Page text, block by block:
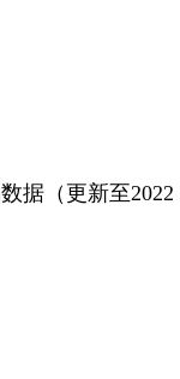
据（更新至2022